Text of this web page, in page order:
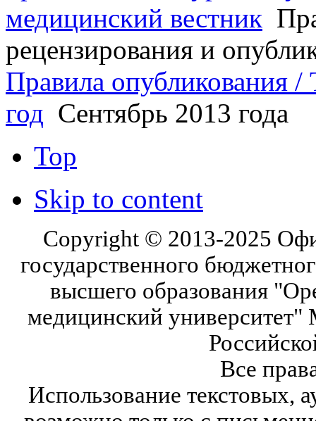
медицинский вестник
рецензирования и
Правила опубликования
год Сентябрь 2013 года
Top
Skip to content
Copyright © 2013-2025
государственного
высшего образования
медицинский университет"
Все
Использование текстовых,